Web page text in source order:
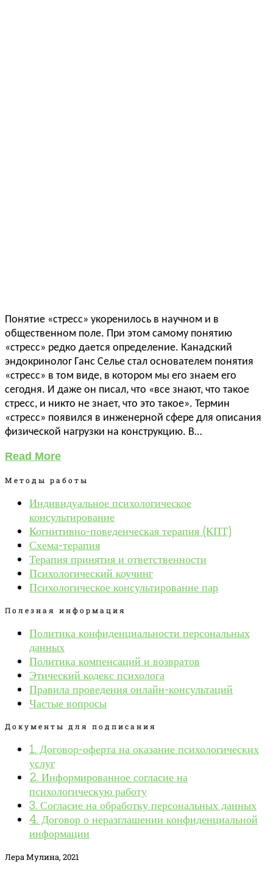
Понятие «стресс» укоренилось в научном и в
общественном поле. При этом самому понятию
«стресс» редко дается определение. Канадский
эндокринолог Ганс Селье стал основателем понятия
«стресс» в том виде, в котором мы его знаем его
сегодня. И даже он писал, что «все знают, что такое
стресс, и никто не знает, что это такое». Термин
«стресс» появился в инженерной сфере для описания
физической нагрузки на конструкцию. В…
Read More
Методы работы
Индивидуальное психологическое
консультирование
Когнитивно-поведенческая терапия (КПТ)
Схема-терапия
Терапия принятия и ответственности
Психологический коучинг
Психологическое консультирование пар
Полезная информация
Политика конфиденциальности персональных
данных
Политика компенсаций и возвратов
Этический кодекс психолога
Правила проведения онлайн-консультаций
Частые вопросы
Документы для подписания
1. Договор-оферта на оказание психологических
услуг
2. Информированное согласие на
психологическую работу
3. Согласие на обработку персональных данных
4. Договор о неразглашении конфиденциальной
информации
Лера Мулина, 2021